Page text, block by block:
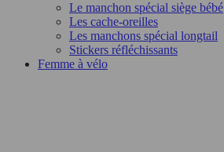
Le manchon spécial siège bébé
Les cache-oreilles
Les manchons spécial longtail
Stickers réfléchissants
Femme à vélo